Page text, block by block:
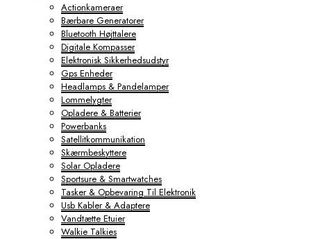
Actionkameraer
Bærbare Generatorer
Bluetooth Højttalere
Digitale Kompasser
Elektronisk Sikkerhedsudstyr
Gps Enheder
Headlamps & Pandelamper
Lommelygter
Opladere & Batterier
Powerbanks
Satellitkommunikation
Skærmbeskyttere
Solar Opladere
Sportsure & Smartwatches
Tasker & Opbevaring Til Elektronik
Usb Kabler & Adaptere
Vandtætte Etuier
Walkie Talkies